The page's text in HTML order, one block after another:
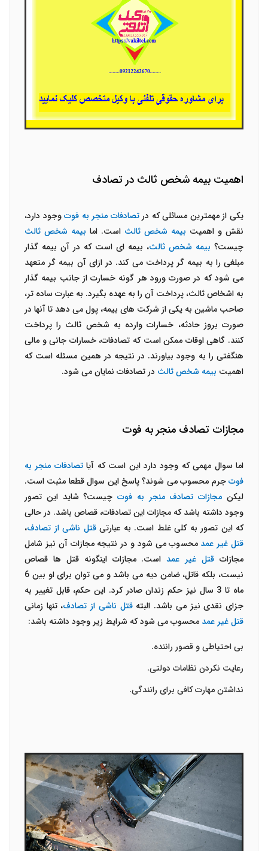
اهمیت بیمه شخص ثالث در تصادف
یکی از مهمترین مسائلی که درتصادفات منجر به فوتوجود دارد،
نقش و اهمیت بیمه شخص ثالث است. اما بیمه شخص ثالث
چیست؟ بیمه شخص ثالث، بیمه ای است که در آن بیمه گذار
مبلغی را به بیمه گر پرداخت می کند. در ازای آن بیمه گر متعهد
می شود که در صورت ورود هر گونه خسارت از جانب بیمه گذار
به اشخاص ثالث، پرداخت آن را به عهده بگیرد. به عبارت ساده تر،
صاحب ماشین به یکی از شرکت های بیمه، پول می دهد تا آنها در
صورت بروز حادثه، خسارات وارده به شخص ثالث را پرداخت
کنند. گاهی اوقات ممکن است که تصادفات، خسارات جانی و مالی
هنگفتی را به وجود بیاورند. در نتیجه در همین مسئله است که
اهمیت بیمه شخص ثالث در تصادفات نمایان می شود.
مجازات تصادف منجر به فوت
اما سوال مهمی که وجود دارد این است که آیاتصادفات منجر به
فوتجرم محسوب می شوند؟ پاسخ این سوال قطعا مثبت است.
لیکن مجازات تصادف منجر به فوتچیست؟ شاید این تصور
وجود داشته باشد که مجازات این تصادفات، قصاص باشد. در حالی
که این تصور به کلی غلط است. به عبارتیقتل ناشی از تصادف،
قتل غیر عمد محسوب می شود و در نتیجه مجازات آن نیز شامل
مجازات قتل غیر عمداست. مجازات اینگونه قتل ها قصاص
نیست، بلکه قاتل، ضامن دیه می باشد و می توان برای او بین 6
ماه تا 3 سال نیز حکم زندان صادر کرد. این حکم، قابل تغییر به
جزای نقدی نیز می باشد. البتهقتل ناشی از تصادف، تنها زمانی
قتل غیر عمدمحسوب می شود که شرایط زیر وجود داشته باشد:
بی احتیاطی و قصور راننده.
رعایت نکردن نظامات دولتی.
نداشتن مهارت کافی برای رانندگی.